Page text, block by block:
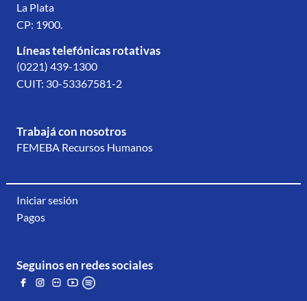
La Plata
CP: 1900.
Líneas telefónicas rotativas
(0221) 439-1300
CUIT: 30-53367581-2
Trabajá con nosotros
FEMEBA Recursos Humanos
Iniciar sesión
Pagos
Seguinos en redes sociales